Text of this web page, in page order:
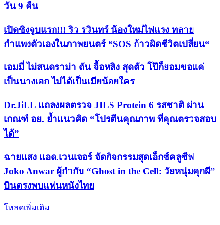
วัน 9 คืน
เปิดซิงจูบแรก!!! ริว รวินทร์ น้องใหม่ไฟแรง ทลาย
กำแพงตัวเองในภาพยนตร์ “SOS ก้าวผิดชีวิตเปลี่ยน“
เอมมี่ ไม่สนดราม่า ดัน จื้อหลิง สุดตัว โป๊ก็ยอมขอแค่
เป็นนางเอก ไม่ได้เป็นเมียน้อยใคร
Dr.JiLL แถลงผลตรวจ JILS Protein 6 รสชาติ ผ่าน
เกณฑ์ อย. ย้ำแนวคิด “โปรตีนคุณภาพ ที่คุณตรวจสอบ
ได้”
ฉายแสง แอด.เวนเจอร์ จัดกิจกรรมสุดเอ็กซ์คลูซีฟ
Joko Anwar ผู้กำกับ “Ghost in the Cell: วัยหนุ่มคุกผี”
บินตรงพบแฟนหนังไทย
โหลดเพิ่มเติม